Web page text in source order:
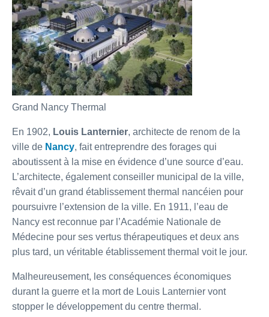
Grand Nancy Thermal
En 1902, Louis Lanternier, architecte de renom de la
ville de Nancy, fait entreprendre des forages qui
aboutissent à la mise en évidence d’une source d’eau.
L’architecte, également conseiller municipal de la ville,
rêvait d’un grand établissement thermal nancéien pour
poursuivre l’extension de la ville. En 1911, l’eau de
Nancy est reconnue par l’Académie Nationale de
Médecine pour ses vertus thérapeutiques et deux ans
plus tard, un véritable établissement thermal voit le jour. ​
Malheureusement, les conséquences économiques
durant la guerre et la mort de Louis Lanternier vont
stopper le développement du centre thermal.